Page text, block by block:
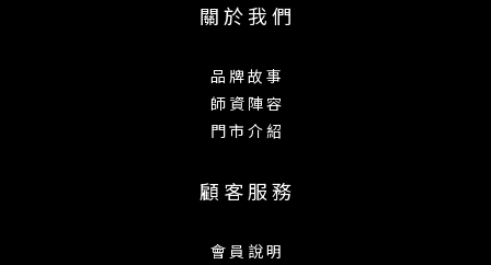
關 於 我 們
品 牌 故 事
師 資 陣 容
門 市 介 紹
顧 客 服 務
會 員 說 明